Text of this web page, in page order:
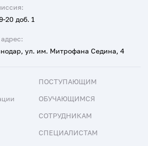
ул. им. Митрофана Седина, 4
20 доб. 1
ПОСТУПАЮЩИМ
ОБУЧАЮЩИМСЯ
СОТРУДНИКАМ
СПЕЦИАЛИСТАМ